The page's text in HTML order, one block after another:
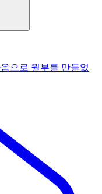
으로 월부를 만들었